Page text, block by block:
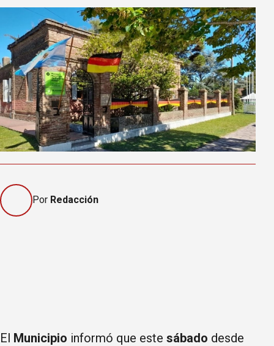
Por Redacción
El Municipio informó que este sábado desde